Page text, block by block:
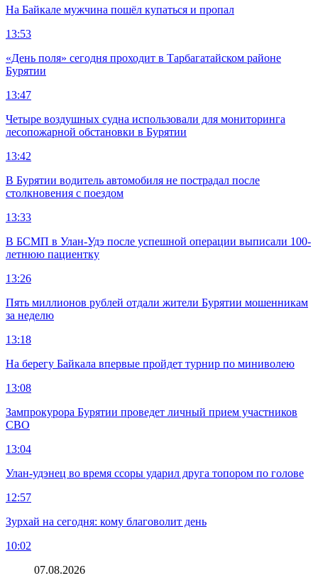
На Байкале мужчина пошёл купаться и пропал
13:53
«День поля» сегодня проходит в Тарбагатайском районе
Бурятии
13:47
Четыре воздушных судна использовали для мониторинга
лесопожарной обстановки в Бурятии
13:42
В Бурятии водитель автомобиля не пострадал после
столкновения с поездом
13:33
В БСМП в Улан-Удэ после успешной операции выписали 100-
летнюю пациентку
13:26
Пять миллионов рублей отдали жители Бурятии мошенникам
за неделю
13:18
На берегу Байкала впервые пройдет турнир по миниволею
13:08
Зампрокурора Бурятии проведет личный прием участников
СВО
13:04
Улан-удэнец во время ссоры ударил друга топором по голове
12:57
Зурхай на сегодня: кому благоволит день
10:02
07.08.2026